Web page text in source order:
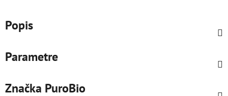
Popis
Parametre
Značka PuroBio